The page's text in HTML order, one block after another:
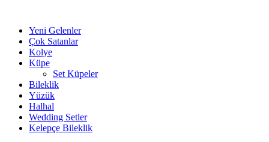
Yeni Gelenler
Çok Satanlar
Kolye
Küpe
Set Küpeler
Bileklik
Yüzük
Halhal
Wedding Setler
Kelepçe Bileklik